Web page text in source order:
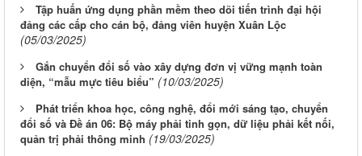
Tập huấn ứng dụng phần mềm theo dõi tiến trình đại hội
đảng các cấp cho cán bộ, đảng viên huyện Xuân Lộc
(05/03/2025)
Gắn chuyển đổi số vào xây dựng đơn vị vững mạnh toàn
diện, “mẫu mực tiêu biểu” (10/03/2025)
Phát triển khoa học, công nghệ, đổi mới sáng tạo, chuyển
đổi số và Đề án 06: Bộ máy phải tinh gọn, dữ liệu phải kết nối,
quản trị phải thông minh (19/03/2025)